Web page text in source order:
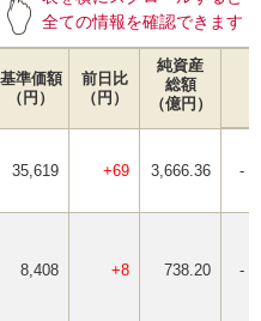
全ての情報を確認できます
基準価額
（円）
前日比
（円）
純資産
総額
（億円）
35,619 +69 3,666.36 -
8,408 +8 738.20 -